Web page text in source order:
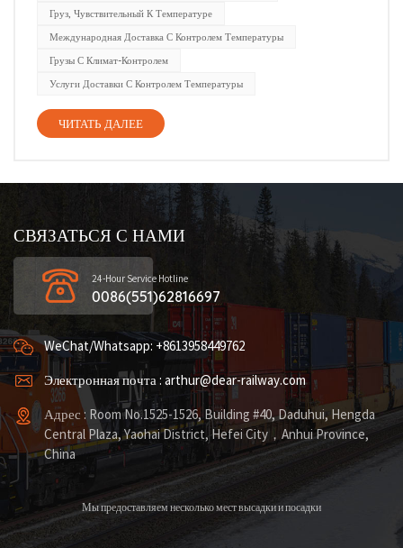
Груз, Чувствительный К Температуре
Международная Доставка С Контролем Температуры
Грузы С Климат-Контролем
Услуги Доставки С Контролем Температуры
ЧИТАТЬ ДАЛЕЕ
СВЯЗАТЬСЯ С НАМИ
24-Hour Service Hotline
0086(551)62816697
WeChat/Whatsapp: +8613958449762
Электронная почта : arthur@dear-railway.com
Адрес : Room No.1525-1526, Building #40, Daduhui, Hengda
Central Plaza, Yaohai District, Hefei City，Anhui Province,
China
Мы предоставляем несколько мест высадки и посадки